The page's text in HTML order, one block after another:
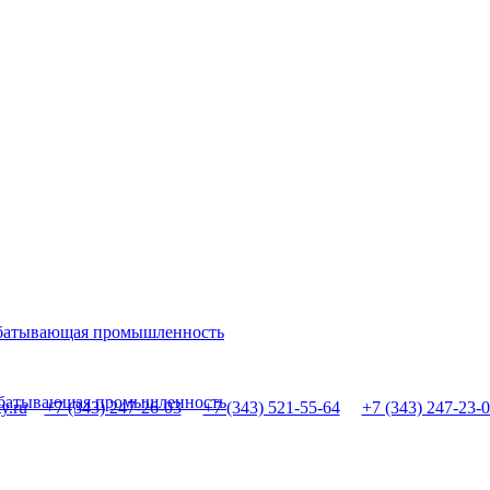
промышленность
+7 (343) 247-26-03 +7 (343) 521-55-64 +7 (343) 247-23-
промышленность